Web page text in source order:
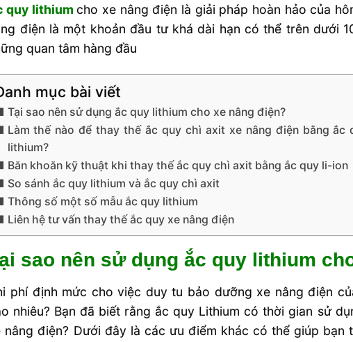
quy lithium cho xe nâng điện là giải pháp hoàn hảo của
điện là một khoản đầu tư khá dài hạn có thể trên dưới
quan tâm hàng đầu
mục bài viết
Tại sao nên sử dụng ắc quy lithium cho xe nâng điện?
Làm thế nào để thay thế ắc quy chì axit xe nâng điện bằng ắc
lithium?
Băn khoăn kỹ thuật khi thay thế ắc quy chì axit bằng ắc quy li-ion
So sánh ắc quy lithium và ắc quy chì axit
Thông số một số mẫu ắc quy lithium
Liên hệ tư vấn thay thế ắc quy xe nâng điện
sao nên sử dụng ắc quy lithium
phí định mức cho việc duy tu bảo dưỡng xe nâng điện
nhiêu? Bạn đã biết rằng ắc quy Lithium có thời gian sử
nâng điện? Dưới đây là các ưu điểm khác có thể giúp